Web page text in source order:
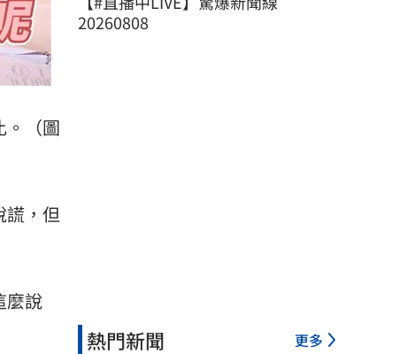
。（圖
謊，但
麼說
20260808
熱門新聞 更多